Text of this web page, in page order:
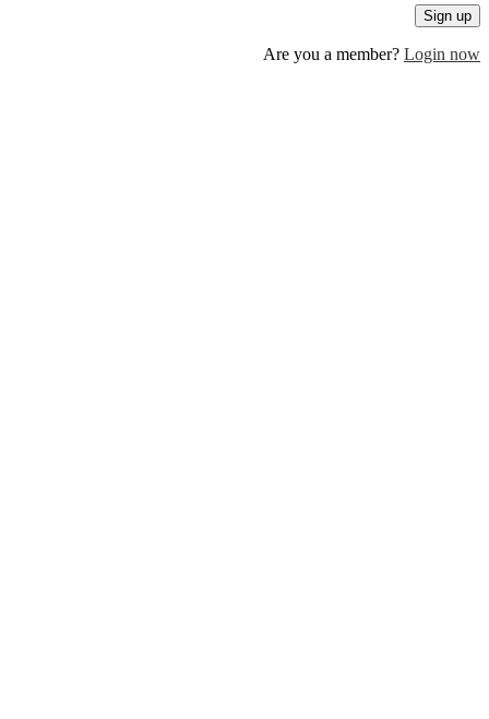
Are you a member?